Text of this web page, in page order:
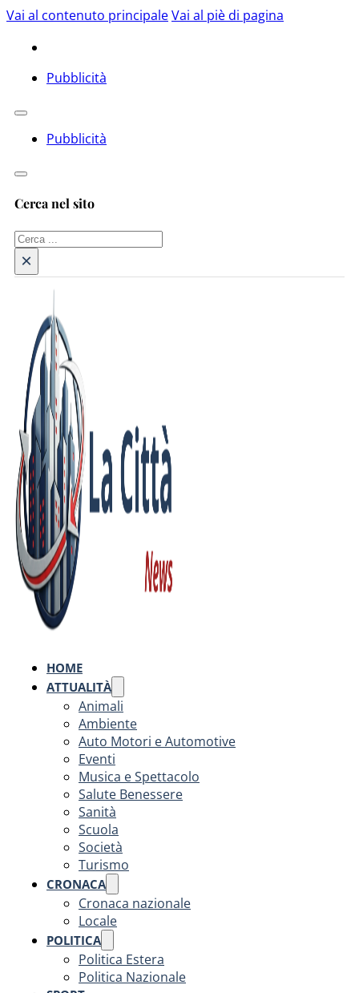
Vai al contenuto principaleVai al piè di pagina
Pubblicità
Pubblicità
Cerca nel sito
Cerca
×
HOME
ATTUALITÀ
Animali
Ambiente
Auto Motori e Automotive
Eventi
Musica e Spettacolo
Salute Benessere
Sanità
Scuola
Società
Turismo
CRONACA
Cronaca nazionale
Locale
POLITICA
Politica Estera
Politica Nazionale